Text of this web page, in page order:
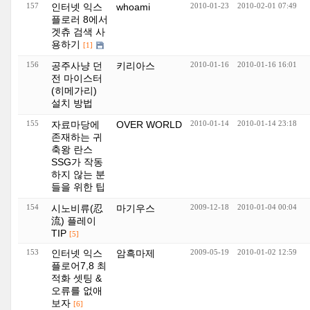
157
인터넷 익스
플로러 8에서
겟츄 검색 사
용하기 [1]
whoami 2010-01-23 2010-02-01 07:49
156
공주사냥 던
전 마이스터
(히메가리)
설치 방법
키리아스 2010-01-16 2010-01-16 16:01
155
자료마당에
존재하는 귀
축왕 란스
SSG가 작동
하지 않는 분
들을 위한 팁
OVER WORLD 2010-01-14 2010-01-14 23:18
154
시노비류(忍
流) 플레이
TIP [5]
마기우스 2009-12-18 2010-01-04 00:04
153
인터넷 익스
플로어7,8 최
적화 셋팅 &
오류를 없애
보자 [6]
암흑마제 2009-05-19 2010-01-02 12:59